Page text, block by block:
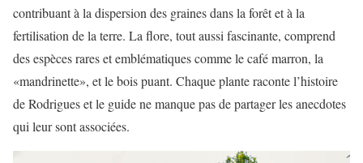
contribuant à la dispersion des graines dans la forêt et à la
fertilisation de la terre. La flore, tout aussi fascinante, comprend
des espèces rares et emblématiques comme le café marron, la
«mandrinette», et le bois puant. Chaque plante raconte l’histoire
de Rodrigues et le guide ne manque pas de partager les anecdotes
qui leur sont associées.